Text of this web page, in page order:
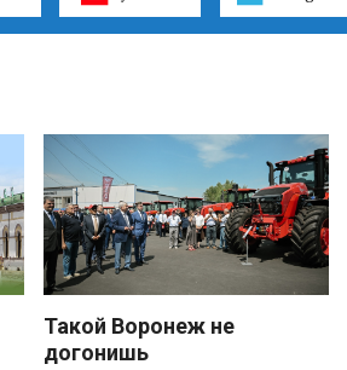
Такой Воронеж не
догонишь